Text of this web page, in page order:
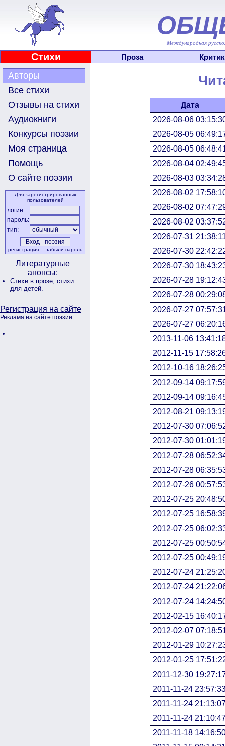
Международная
Стихи Проза
Авторы
Все стихи
Отзывы на стихи
Аудиокниги
Конкурсы поэзии
Моя страница
Помощь
О сайте поэзии
Для зарегистрированных
пользователей
логин:
пароль:
тип:
регистрация забыли пароль
Литературные
анонсы:
Стихи в прозе, стихи
для детей.
Регистрация на сайте
Реклама на сайте поэзии:
Дата
2026-08-06
2026-08-05
2026-08-05
2026-08-04
2026-08-03
2026-08-02
2026-08-02
2026-08-02
2026-07-31
2026-07-30
2026-07-30
2026-07-28
2026-07-28
2026-07-27
2026-07-27
2013-11-06
2012-11-15
2012-10-16
2012-09-14
2012-09-14
2012-08-21
2012-07-30
2012-07-30
2012-07-28
2012-07-28
2012-07-26
2012-07-25
2012-07-25
2012-07-25
2012-07-25
2012-07-25
2012-07-24
2012-07-24
2012-07-24
2012-02-15
2012-02-07
2012-01-29
2012-01-25
2011-12-30
2011-11-24
2011-11-24
2011-11-24
2011-11-18